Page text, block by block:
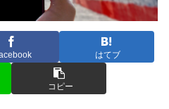
はてブ
コピー